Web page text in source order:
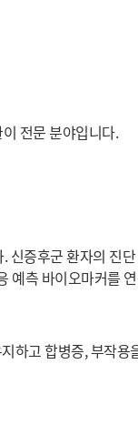
전문 분야입니다.
신증후군 환자의 진
예측 바이오마커를
하고 합병증, 부작용